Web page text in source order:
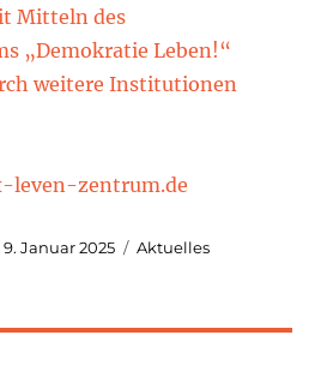
Mitteln des
„Demokratie Leben!“
weitere Institutionen
leven-zentrum.de
Veröffentlicht
9. Januar 2025 Kategorien
Aktuelles